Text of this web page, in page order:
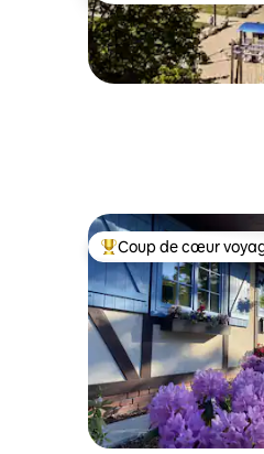
Coups de cœur
Coup de cœur